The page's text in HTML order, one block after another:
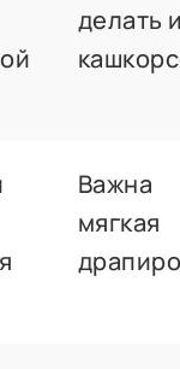
делать
Важна
мягкая